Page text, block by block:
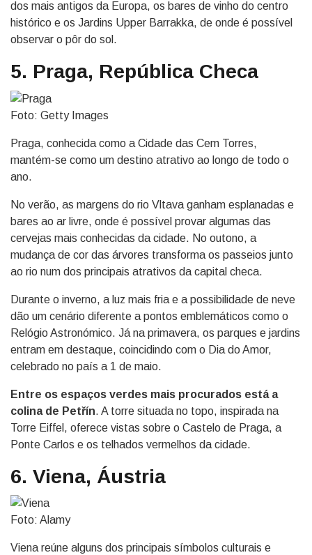
dos mais antigos da Europa, os bares de vinho do centro
histórico e os Jardins Upper Barrakka, de onde é possível
observar o pôr do sol.
5. Praga, República Checa
Foto: Getty Images
Praga, conhecida como a Cidade das Cem Torres,
mantém-se como um destino atrativo ao longo de todo o
ano.
No verão, as margens do rio Vltava ganham esplanadas e
bares ao ar livre, onde é possível provar algumas das
cervejas mais conhecidas da cidade. No outono, a
mudança de cor das árvores transforma os passeios junto
ao rio num dos principais atrativos da capital checa.
Durante o inverno, a luz mais fria e a possibilidade de neve
dão um cenário diferente a pontos emblemáticos como o
Relógio Astronómico. Já na primavera, os parques e jardins
entram em destaque, coincidindo com o Dia do Amor,
celebrado no país a 1 de maio.
Entre os espaços verdes mais procurados está a
colina de Petřín. A torre situada no topo, inspirada na
Torre Eiffel, oferece vistas sobre o Castelo de Praga, a
Ponte Carlos e os telhados vermelhos da cidade.
6. Viena, Áustria
Foto: Alamy
Viena reúne alguns dos principais símbolos culturais e